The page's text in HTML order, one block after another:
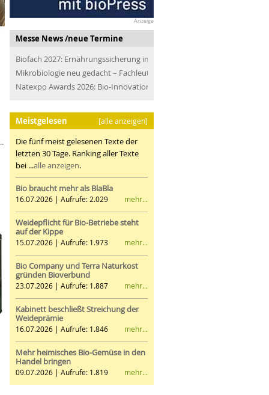
Anzeige
Messe News /neue Termine
Biofach 2027: Ernährungssicherung im Blick
Mikrobiologie neu gedacht – Fachleute der Branche treffen
Natexpo Awards 2026: Bio-Innovationen für alle
Meistgelesen [alle anzeigen]
Die fünf meist gelesenen Texte der
letzten 30 Tage. Ranking aller Texte
bei ...alle anzeigen.
Bio braucht mehr als BlaBla
16.07.2026 | Aufrufe: 2.029 mehr...
Weidepflicht für Bio-Betriebe steht
auf der Kippe
15.07.2026 | Aufrufe: 1.973 mehr...
Bio Company und Terra Naturkost
gründen Bioverbund
23.07.2026 | Aufrufe: 1.887 mehr...
Kabinett beschließt Streichung der
Weideprämie
16.07.2026 | Aufrufe: 1.846 mehr...
Mehr heimisches Bio-Gemüse in den
Handel bringen
09.07.2026 | Aufrufe: 1.819 mehr...